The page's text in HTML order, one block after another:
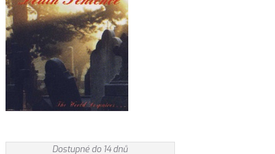
Dostupné do 14 dnů